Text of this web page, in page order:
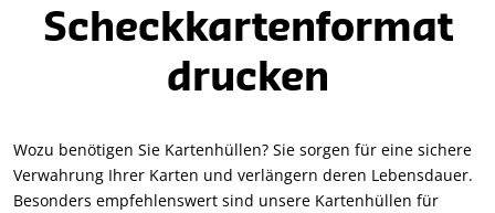
Scheckkartenformat
drucken
Wozu benötigen Sie Kartenhüllen? Sie sorgen für eine sichere
Verwahrung Ihrer Karten und verlängern deren Lebensdauer.
Besonders empfehlenswert sind unsere Kartenhüllen für